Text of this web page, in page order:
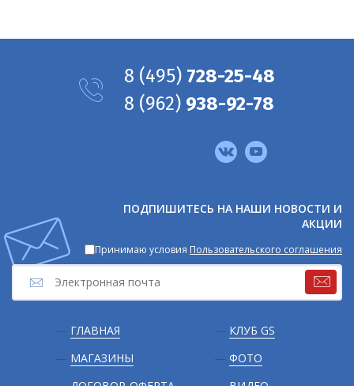
Подвал
ГЛАВНАЯ
МАГАЗИНЫ
КЛУБ GS
ФОТО
ПОДПИШИТЕСЬ НА НАШИ НОВОСТИ И
АКЦИИ
Принимаю условия Пользовательского соглашения
8 (495) 728-25-48
8 (962) 938-92-78